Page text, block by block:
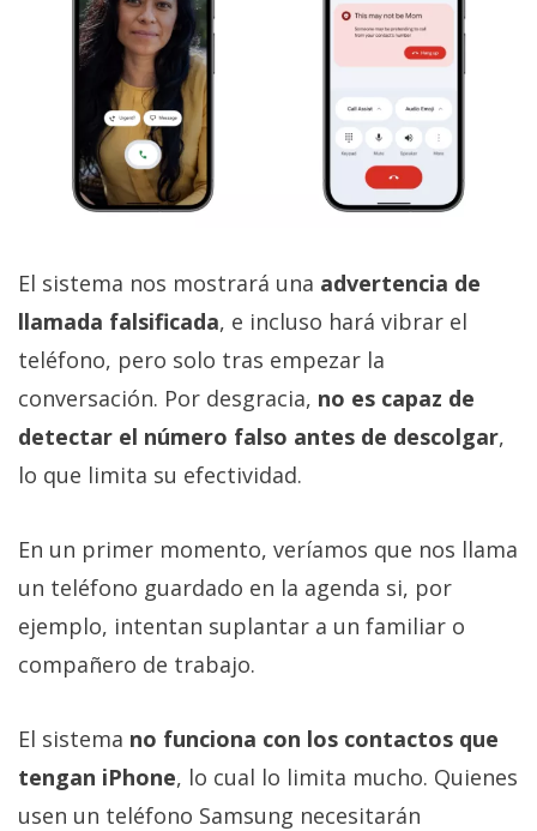
El sistema nos mostrará una advertencia de
llamada falsificada, e incluso hará vibrar el
teléfono, pero solo tras empezar la
conversación. Por desgracia, no es capaz de
detectar el número falso antes de descolgar,
lo que limita su efectividad.
En un primer momento, veríamos que nos llama
un teléfono guardado en la agenda si, por
ejemplo, intentan suplantar a un familiar o
compañero de trabajo.
El sistema no funciona con los contactos que
tengan iPhone, lo cual lo limita mucho. Quienes
usen un teléfono Samsung necesitarán